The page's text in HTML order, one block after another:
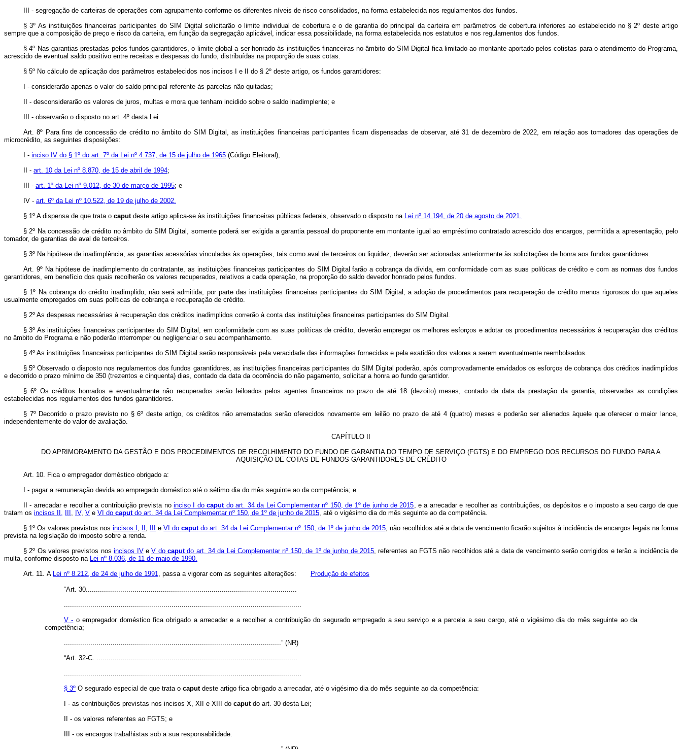
III - segregação de carteiras de operações com agrupamento conforme os diferentes níveis de risco consolidados, na forma estabelecida nos regulamentos dos fundos.
§ 3º As instituições financeiras participantes do SIM Digital solicitarão o limite individual de cobertura e o de garantia do principal da carteira em parâmetros de cobertura inferiores ao estabelecido no § 2º deste artigo
sempre que a composição de preço e risco da carteira, em função da segregação aplicável, indicar essa possibilidade, na forma estabelecida nos estatutos e nos regulamentos dos fundos.
§ 4º Nas garantias prestadas pelos fundos garantidores, o limite global a ser honrado às instituições financeiras no âmbito do SIM Digital fica limitado ao montante aportado pelos cotistas para o atendimento do Programa,
acrescido de eventual saldo positivo entre receitas e despesas do fundo, distribuídas na proporção de suas cotas.
§ 5º No cálculo de aplicação dos parâmetros estabelecidos nos incisos I e II do § 2º deste artigo, os fundos garantidores:
I - considerarão apenas o valor do saldo principal referente às parcelas não quitadas;
II - desconsiderarão os valores de juros, multas e mora que tenham incidido sobre o saldo inadimplente; e
III - observarão o disposto no art. 4º desta Lei.
Art. 8º Para fins de concessão de crédito no âmbito do SIM Digital, as instituições financeiras participantes ficam dispensadas de observar, até 31 de dezembro de 2022, em relação aos tomadores das operações de
microcrédito, as seguintes disposições:
I - inciso IV do § 1º do art. 7º da Lei nº 4.737, de 15 de julho de 1965 (Código Eleitoral);
II - art. 10 da Lei nº 8.870, de 15 de abril de 1994;
III - art. 1º da Lei nº 9.012, de 30 de março de 1995; e
IV - art. 6º da Lei nº 10.522, de 19 de julho de 2002.
§ 1º A dispensa de que trata o caputdeste artigo aplica-se às instituições financeiras públicas federais, observado o disposto na Lei nº 14.194, de 20 de agosto de 2021.
§ 2º Na concessão de crédito no âmbito do SIM Digital, somente poderá ser exigida a garantia pessoal do proponente em montante igual ao empréstimo contratado acrescido dos encargos, permitida a apresentação, pelo
tomador, de garantias de aval de terceiros.
§ 3º Na hipótese de inadimplência, as garantias acessórias vinculadas às operações, tais como aval de terceiros ou liquidez, deverão ser acionadas anteriormente às solicitações de honra aos fundos garantidores.
Art. 9º Na hipótese de inadimplemento do contratante, as instituições financeiras participantes do SIM Digital farão a cobrança da dívida, em conformidade com as suas políticas de crédito e com as normas dos fundos
garantidores, em benefício dos quais recolherão os valores recuperados, relativos a cada operação, na proporção do saldo devedor honrado pelos fundos.
§ 1º Na cobrança do crédito inadimplido, não será admitida, por parte das instituições financeiras participantes do SIM Digital, a adoção de procedimentos para recuperação de crédito menos rigorosos do que aqueles
usualmente empregados em suas políticas de cobrança e recuperação de crédito.
§ 2º As despesas necessárias à recuperação dos créditos inadimplidos correrão à conta das instituições financeiras participantes do SIM Digital.
§ 3º As instituições financeiras participantes do SIM Digital, em conformidade com as suas políticas de crédito, deverão empregar os melhores esforços e adotar os procedimentos necessários à recuperação dos créditos
no âmbito do Programa e não poderão interromper ou negligenciar o seu acompanhamento.
§ 4º As instituições financeiras participantes do SIM Digital serão responsáveis pela veracidade das informações fornecidas e pela exatidão dos valores a serem eventualmente reembolsados.
§ 5º Observado o disposto nos regulamentos dos fundos garantidores, as instituições financeiras participantes do SIM Digital poderão, após comprovadamente envidados os esforços de cobrança dos créditos inadimplidos
e decorrido o prazo mínimo de 350 (trezentos e cinquenta) dias, contado da data da ocorrência do não pagamento, solicitar a honra ao fundo garantidor.
§ 6º Os créditos honrados e eventualmente não recuperados serão leiloados pelos agentes financeiros no prazo de até 18 (dezoito) meses, contado da data da prestação da garantia, observadas as condições
estabelecidas nos regulamentos dos fundos garantidores.
§ 7º Decorrido o prazo previsto no § 6º deste artigo, os créditos não arrematados serão oferecidos novamente em leilão no prazo de até 4 (quatro) meses e poderão ser alienados àquele que oferecer o maior lance,
independentemente do valor de avaliação.
CAPÍTULO II
DO APRIMORAMENTO DA GESTÃO E DOS PROCEDIMENTOS DE RECOLHIMENTO DO FUNDO DE GARANTIA DO TEMPO DE SERVIÇO (FGTS) E DO EMPREGO DOS RECURSOS DO FUNDO PARA A
AQUISIÇÃO DE COTAS DE FUNDOS GARANTIDORES DE CRÉDITO
Art. 10. Fica o empregador doméstico obrigado a:
I - pagar a remuneração devida ao empregado doméstico até o sétimo dia do mês seguinte ao da competência; e
II - arrecadar e recolher a contribuição prevista no inciso I docaputdo art. 34 da Lei Complementar nº 150, de 1º de junho de 2015, e a arrecadar e recolher as contribuições, os depósitos e o imposto a seu cargo de que
tratam os incisos II, , IV, V e VI do caputdo art. 34 da Lei Complementar nº 150, de 1º de junho de 2015, até o vigésimo dia do mês seguinte ao da competência.
§ 1º Os valores previstos nosincisos I , , eVI docaputdo art. 34 da Lei Complementar nº 150, de 1º de junho de 2015, não recolhidos até a data de vencimento ficarão sujeitos à incidência de encargos legais na forma
prevista na legislação do imposto sobre a renda.
§ 2º Os valores previstos nosincisos IVeV do caputdo art. 34 da Lei Complementar nº 150, de 1º de junho de 2015, referentes ao FGTS não recolhidos até a data de vencimento serão corrigidos e terão a incidência de
multa, conforme disposto na Lei nº 8.036, de 11 de maio de 1990.
Art. 11. A Lei nº 8.212, de 24 de julho de 1991, passa a vigorar com as seguintes alterações: Produção de efeitos
“Art. 30........................................................................................................
.....................................................................................................................
V - o empregador doméstico fica obrigado a arrecadar e a recolher a contribuição do segurado empregado a seu serviço e a parcela a seu cargo, até o vigésimo dia do mês seguinte ao da
competência;
...........................................................................................................” (NR)
“Art. 32-C. ...................................................................................................
.....................................................................................................................
§ 3º O segurado especial de que trata o caputdeste artigo fica obrigado a arrecadar, até o vigésimo dia do mês seguinte ao da competência:
I - as contribuições previstas nos incisos X, XII e XIII do caputdo art. 30 desta Lei;
II - os valores referentes ao FGTS; e
III - os encargos trabalhistas sob a sua responsabilidade.